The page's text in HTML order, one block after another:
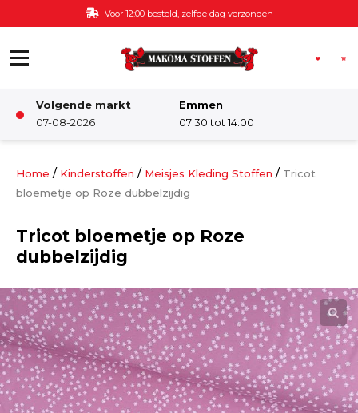
Ga naar de inhoud Voor 12:00 besteld, zelfde dag verzonden
Volgende markt
07-08-2026
Emmen
07:30 tot 14:00
Damesstoffen
Kinderkamer
Katoen
Home / Kinderstoffen / Meisjes Kleding Stoffen / Tricot
bloemetje op Roze dubbelzijdig
Tricot bloemetje op Roze
dubbelzijdig